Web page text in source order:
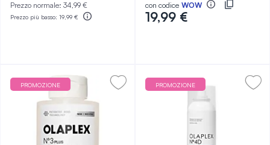
Prezzo normale: 34,99 €
Prezzo più basso: 19,99 €
con codice WOW
19,99 €
PROMOZIONE PROMOZIONE